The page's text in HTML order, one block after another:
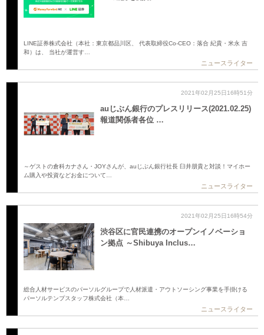
LINE証券株式会社（本社：東京都品川区、 代表取締役Co-CEO：落合 紀貴・米永 吉
和）は、 当社が運営す…
ニュースライター
2021年02月25日16時51分
auじぶん銀行のプレスリリース(2021.02.25)
報道関係者各位 …
～ゲストの倉科カナさん・JOYさんが、auじぶん銀行社長 臼井朋貴と対談！マイホー
ム購入や投資などお金について…
ニュースライター
2021年02月25日16時54分
渋谷区に官民連携のオープンイノベーショ
ン拠点 ～Shibuya Inclus…
総合人材サービスのパーソルグループで人材派遣・アウトソーシング事業を手掛ける
パーソルテンプスタッフ株式会社（本…
ニュースライター